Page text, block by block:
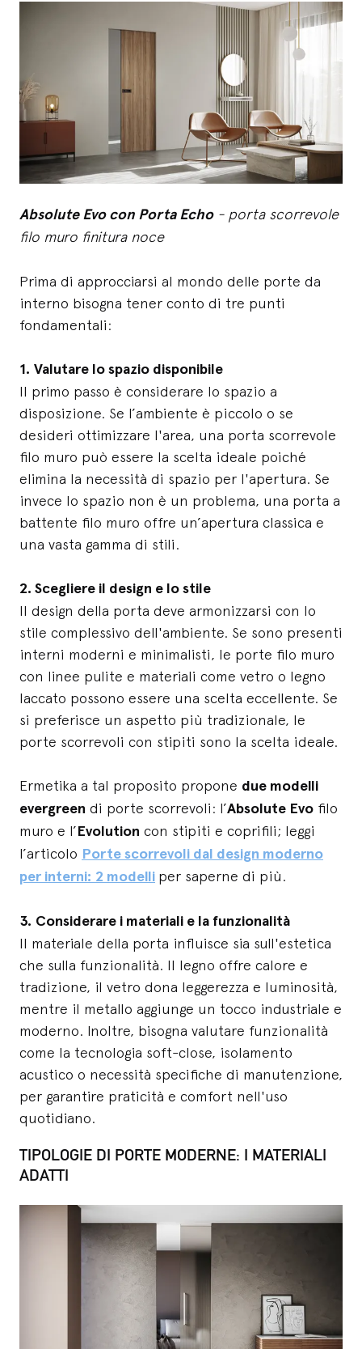
Absolute Evo con Porta Echo- porta scorrevole
filo muro finitura noce
Prima di approcciarsi al mondo delle porte da
interno bisogna tener conto di tre punti
fondamentali:
1. Valutare lo spazio disponibile
Il primo passo è considerare lo spazio a
disposizione. Se l’ambiente è piccolo o se
desideri ottimizzare l'area, una porta scorrevole
filo muro può essere la scelta ideale poiché
elimina la necessità di spazio per l'apertura. Se
invece lo spazio non è un problema, una porta a
battente filo muro offre un’apertura classica e
una vasta gamma di stili.
2. Scegliere il design e lo stile
Il design della porta deve armonizzarsi con lo
stile complessivo dell'ambiente. Se sono presenti
interni moderni e minimalisti, le porte filo muro
con linee pulite e materiali come vetro o legno
laccato possono essere una scelta eccellente. Se
si preferisce un aspetto più tradizionale, le
porte scorrevoli con stipiti sono la scelta ideale.
Ermetika a tal proposito propone due modelli
evergreen di porte scorrevoli: l’Absolute Evo filo
muro e l’Evolution con stipiti e coprifili; leggi
l’articolo Porte scorrevoli dal design moderno
per interni: 2 modelli per saperne di più.
3. Considerare i materiali e la funzionalità
Il materiale della porta influisce sia sull'estetica
che sulla funzionalità. Il legno offre calore e
tradizione, il vetro dona leggerezza e luminosità,
mentre il metallo aggiunge un tocco industriale e
moderno. Inoltre, bisogna valutare funzionalità
come la tecnologia soft-close, isolamento
acustico o necessità specifiche di manutenzione,
per garantire praticità e comfort nell'uso
quotidiano.
TIPOLOGIE DI PORTE MODERNE: I MATERIALI
ADATTI